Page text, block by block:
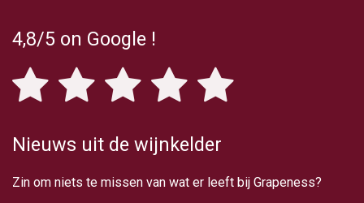
4,8/5 on Google !
Nieuws uit de wijnkelder
Zin om niets te missen van wat er leeft bij Grapeness?